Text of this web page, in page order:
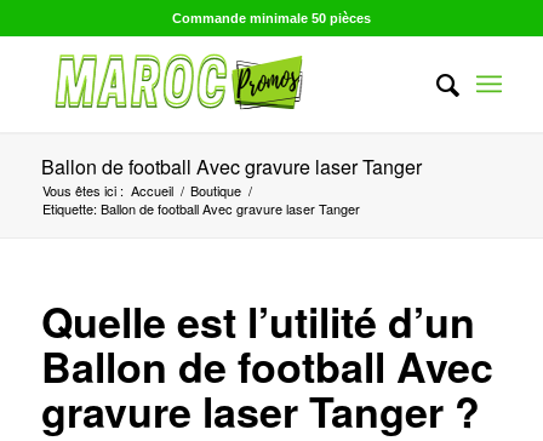
Commande minimale 50 pièces
Ballon de football Avec gravure laser Tanger
Vous êtes ici : Accueil / Boutique /
Etiquette: Ballon de football Avec gravure laser Tanger
Quelle est l’utilité d’un
Ballon de football Avec
gravure laser Tanger ?